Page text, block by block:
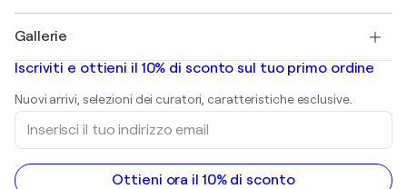
Banksy
Mr. Brainwash
Shepard Fairey
Quadri astratti in vendita
Dipinti di paesaggi
sculture
Dipinti acrilici
Gallerie
Gallerie d’arte in Italia
Iscriviti e ottieni il 10% di sconto sul tuo primo ordine
Nuovi arrivi, selezioni dei curatori, caratteristiche esclusive.
Inserisci
tuo
indirizzo
email
Ottieni ora il 10% di sconto